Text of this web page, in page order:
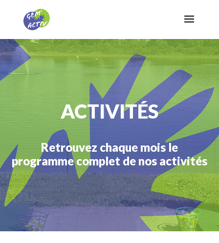
ACTIVITÉS
Retrouvez chaque mois le
programme complet de nos activités